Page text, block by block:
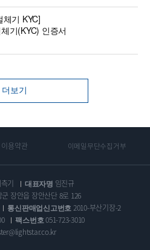
기 KYC]
기(KYC) 인증서
더보기
이용약관 이메일무단수집거부
기 대표자명 임진규
장안읍 장안산단 8로 126
통신판매업신고번호2010-부산기장-2
팩스번호051-723-3010